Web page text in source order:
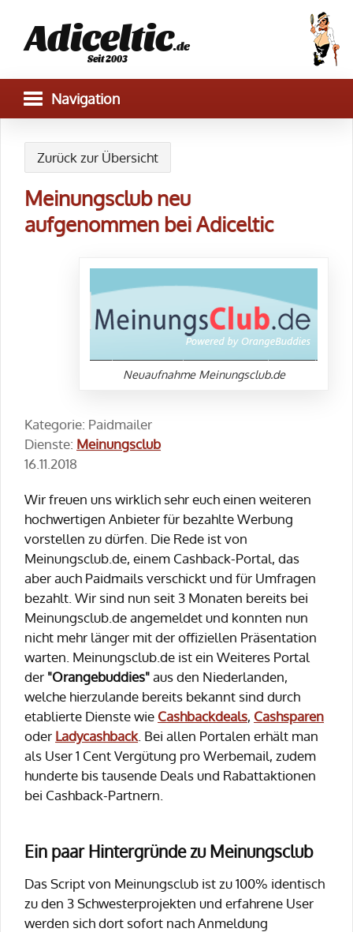
Adiceltic.de
Seit 2003
Zurück zur Übersicht
Meinungsclub neu
aufgenommen bei Adiceltic
Neuaufnahme Meinungsclub.de
Kategorie: Paidmailer
Dienste: Meinungsclub
16.11.2018
Wir freuen uns wirklich sehr euch einen weiteren
hochwertigen Anbieter für bezahlte Werbung
vorstellen zu dürfen. Die Rede ist von
Meinungsclub.de, einem Cashback-Portal, das
aber auch Paidmails verschickt und für Umfragen
bezahlt. Wir sind nun seit 3 Monaten bereits bei
Meinungsclub.de angemeldet und konnten nun
nicht mehr länger mit der offiziellen Präsentation
warten. Meinungsclub.de ist ein Weiteres Portal
der "Orangebuddies"aus den Niederlanden,
welche hierzulande bereits bekannt sind durch
etablierte Dienste wie Cashbackdeals, Cashsparen
oder Ladycashback. Bei allen Portalen erhält man
als User 1 Cent Vergütung pro Werbemail, zudem
hunderte bis tausende Deals und Rabattaktionen
bei Cashback-Partnern.
Ein paar Hintergründe zu Meinungsclub
Das Script von Meinungsclub ist zu 100% identisch
zu den 3 Schwesterprojekten und erfahrene User
werden sich dort sofort nach Anmeldung